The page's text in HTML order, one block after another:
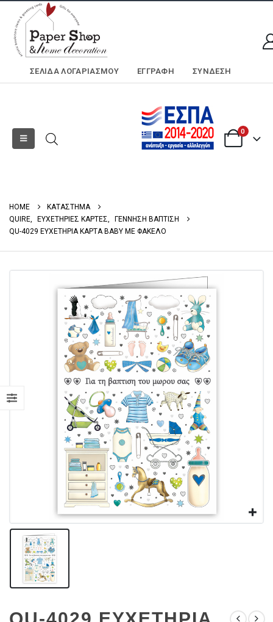
ΣΕΛΊΔΑ ΛΟΓΑΡΙΑΣΜΟΎ ΕΓΓΡΑΦΗ ΣΎΝΔΕΣΗ
0
HOME
ΚΑΤΑΣΤΗΜΑ
QUIRE
ΕΥΧΕΤΗΡΙΕΣ ΚΑΡΤΕΣ
ΓΕΝΝΗΣΗ ΒΑΠΤΙΣΗ
QU-4029 ΕΥΧΕΤΗΡΙΑ ΚΑΡΤΑ BABY ΜΕ ΦΑΚΕΛΟ